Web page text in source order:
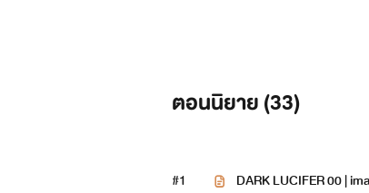
ตอนนิยาย (33)
#1 DARK LUCIFER 00 |